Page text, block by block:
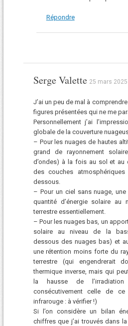
Répondre
Serge Valette 25 mars
J’ai un peu de mal à
figures présentées qui ne me
Personnellement j’ai
globale de la couverture
– Pour les nuages de hautes
grand de rayonnement
d’ondes) à la fois au sol et au
des couches
dessous.
– Pour un ciel sans nuage,
quantité d’énergie solaire au
terrestre essentiellement.
– Pour les nuages bas, un
solaire au niveau de la
dessous des nuages bas) et
une rétention moins forte du
terrestre (qui engendrerait
thermique inverse, mais qui
la hausse de
consécutivement celle de ce
infrarouge : à vérifier !)
Si l’on considère un bilan
chiffres que j’ai trouvés dans